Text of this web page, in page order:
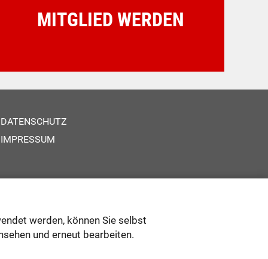
werden, können Sie selbst
und erneut bearbeiten.
MITGLIED WERDEN
DATENSCHUTZ
IMPRESSUM